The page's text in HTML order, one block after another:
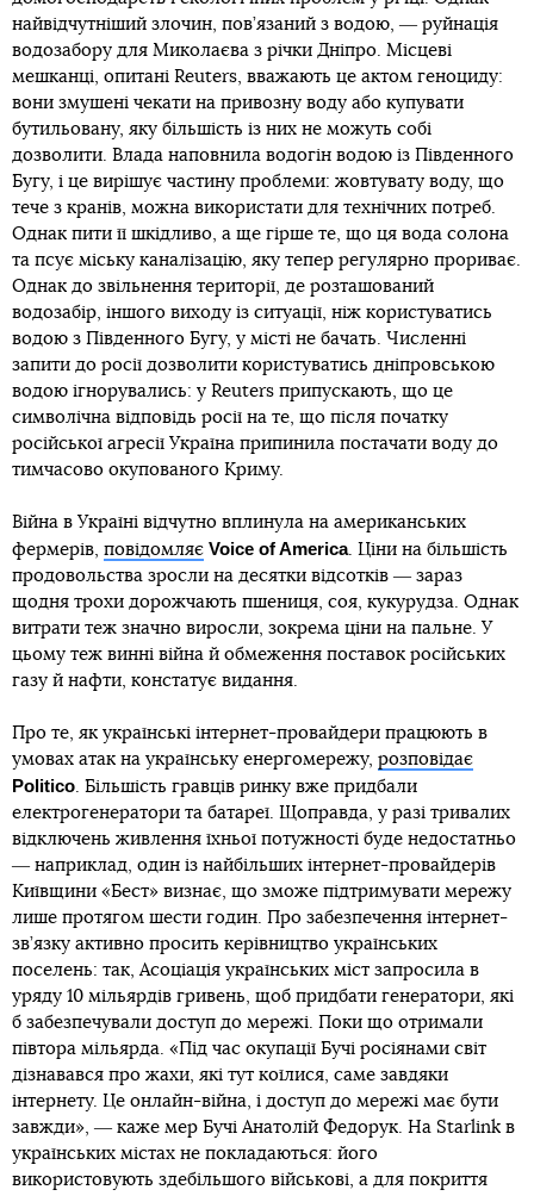
найвідчутніший злочин, пов’язаний з водою, ― руйнація
водозабору для Миколаєва з річки Дніпро. Місцеві
мешканці, опитані Reuters, вважають це актом геноциду:
вони змушені чекати на привозну воду або купувати
бутильовану, яку більшість із них не можуть собі
дозволити. Влада наповнила водогін водою із Південного
Бугу, і це вирішує частину проблеми: жовтувату воду, що
тече з кранів, можна використати для технічних потреб.
Однак пити її шкідливо, а ще гірше те, що ця вода солона
та псує міську каналізацію, яку тепер регулярно прориває.
Однак до звільнення території, де розташований
водозабір, іншого виходу із ситуації, ніж користуватись
водою з Південного Бугу, у місті не бачать. Численні
запити до росії дозволити користуватись дніпровською
водою ігнорувались: у Reuters припускають, що це
символічна відповідь росії на те, що після початку
російської агресії Україна припинила постачати воду до
тимчасово окупованого Криму.
Війна в Україні відчутно вплинула на американських
фермерів, повідомляє Voice of America. Ціни на більшість
продовольства зросли на десятки відсотків ― зараз
щодня трохи дорожчають пшениця, соя, кукурудза. Однак
витрати теж значно виросли, зокрема ціни на пальне. У
цьому теж винні війна й обмеження поставок російських
газу й нафти, констатує видання.
Про те, як українські інтернет-провайдери працюють в
умовах атак на українську енергомережу, розповідає
Politico. Більшість гравців ринку вже придбали
електрогенератори та батареї. Щоправда, у разі тривалих
відключень живлення їхньої потужності буде недостатньо
― наприклад, один із найбільших інтернет-провайдерів
Київщини «Бест» визнає, що зможе підтримувати мережу
лише протягом шести годин. Про забезпечення інтернет-
зв’язку активно просить керівництво українських
поселень: так, Асоціація українських міст запросила в
уряду 10 мільярдів гривень, щоб придбати генератори, які
б забезпечували доступ до мережі. Поки що отримали
півтора мільярда. «Під час окупації Бучі росіянами світ
дізнавався про жахи, які тут коїлися, саме завдяки
інтернету. Це онлайн-війна, і доступ до мережі має бути
завжди», ― каже мер Бучі Анатолій Федорук. На Starlink в
українських містах не покладаються: його
використовують здебільшого військові, а для покриття